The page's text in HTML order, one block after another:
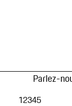
Parlez-
12345